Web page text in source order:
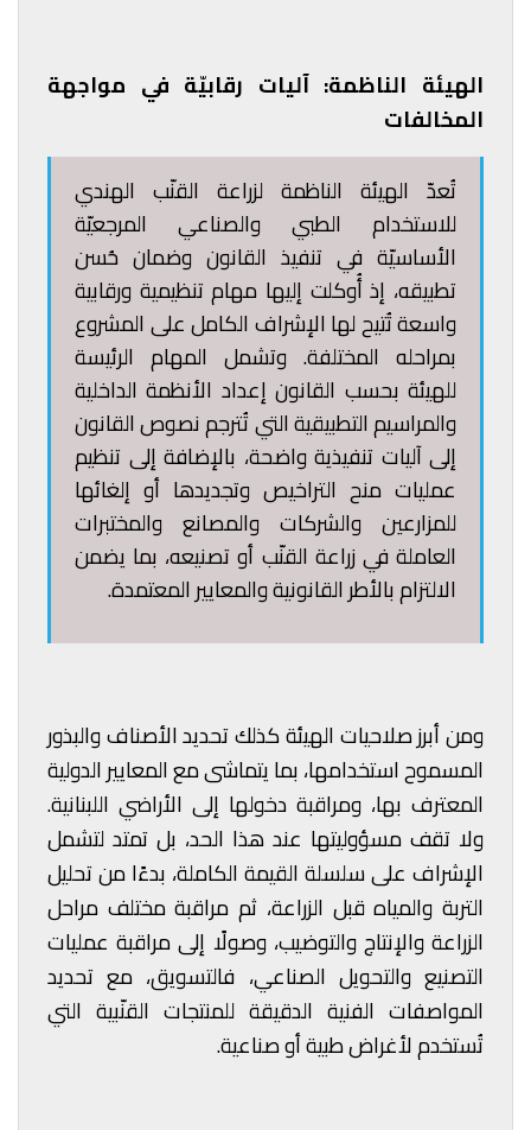
الهيئة الناظمة: آليات رقابيّة في مواجهة
المخالفات
تُعدّ الهيئة الناظمة لزراعة القنّب الهندي
للاستخدام الطبي والصناعي المرجعيّة
الأساسيّة في تنفيذ القانون وضمان حُسن
تطبيقه، إذ أُوكلت إليها مهام تنظيمية ورقابية
واسعة تُتيح لها الإشراف الكامل على المشروع
بمراحله المختلفة. وتشمل المهام الرئيسة
للهيئة بحسب القانون إعداد الأنظمة الداخلية
والمراسيم التطبيقية التي تُترجم نصوص القانون
إلى آليات تنفيذية واضحة، بالإضافة إلى تنظيم
عمليات منح التراخيص وتجديدها أو إلغائها
للمزارعين والشركات والمصانع والمختبرات
العاملة في زراعة القنّب أو تصنيعه، بما يضمن
الالتزام بالأطر القانونية والمعايير المعتمدة.
ومن أبرز صلاحيات الهيئة كذلك تحديد الأصناف والبذور
المسموح استخدامها، بما يتماشى مع المعايير الدولية
المعترف بها، ومراقبة دخولها إلى الأراضي اللبنانية.
ولا تقف مسؤوليتها عند هذا الحد، بل تمتد لتشمل
الإشراف على سلسلة القيمة الكاملة، بدءًا من تحليل
التربة والمياه قبل الزراعة، ثم مراقبة مختلف مراحل
الزراعة والإنتاج والتوضيب، وصولًا إلى مراقبة عمليات
التصنيع والتحويل الصناعي، فالتسويق، مع تحديد
المواصفات الفنية الدقيقة للمنتجات القنّبية التي
تُستخدم لأغراض طبية أو صناعية.